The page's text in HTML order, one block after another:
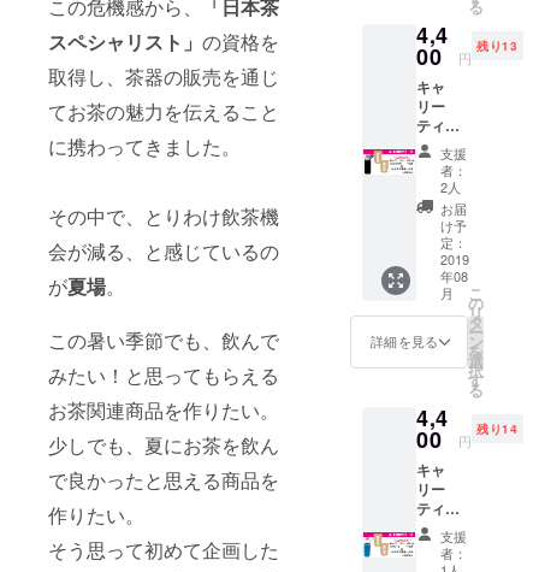
この危機感から、
「日本茶
スペシャリスト」 の資格を
取得し、茶器の販売を通じ
てお茶の魅力を伝えること
に携わってきました。
その中で、とりわけ飲茶機
会が減る、と感じているの
が夏場。
この暑い季節でも、飲んで
みたい！と思ってもらえる
お茶関連商品を作りたい。
少しでも、夏にお茶を飲ん
で良かったと思える商品を
作りたい。
そう思って初めて企画した
る
4,4
00 円
残り13
キャ
リー
ティー
ボトル
（ブ
ラッ
ク・定
￥2,280
・380
㏄） ＆
ルイボ
ス麦茶2
点（仕
様：1商
品当た
￥1,280
・15P
入り）
支援
者：
2人
お届
け予
定：
2019
年08
月
詳細を見る
こ
の
リ
タ
ー
ン
を
選
択
す
る
4,4
00 円
残り14
キャ
リー
ティー
ボトル
（ブ
ルー・
支援
者：